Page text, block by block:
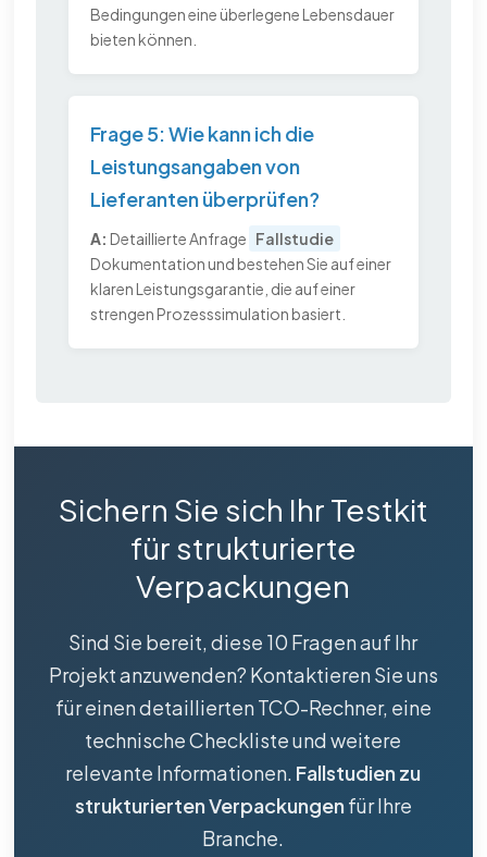
Bedingungen eine überlegene Lebensdauer
bieten können.
Frage 5: Wie kann ich die
Leistungsangaben von
Lieferanten überprüfen?
A: Detaillierte Anfrage Fallstudie
Dokumentation und bestehen Sie auf einer
klaren Leistungsgarantie, die auf einer
strengen Prozesssimulation basiert.
Sichern Sie sich Ihr Testkit
für strukturierte
Verpackungen
Sind Sie bereit, diese 10 Fragen auf Ihr
Projekt anzuwenden? Kontaktieren Sie uns
für einen detaillierten TCO-Rechner, eine
technische Checkliste und weitere
relevante Informationen. Fallstudien zu
strukturierten Verpackungen für Ihre
Branche.